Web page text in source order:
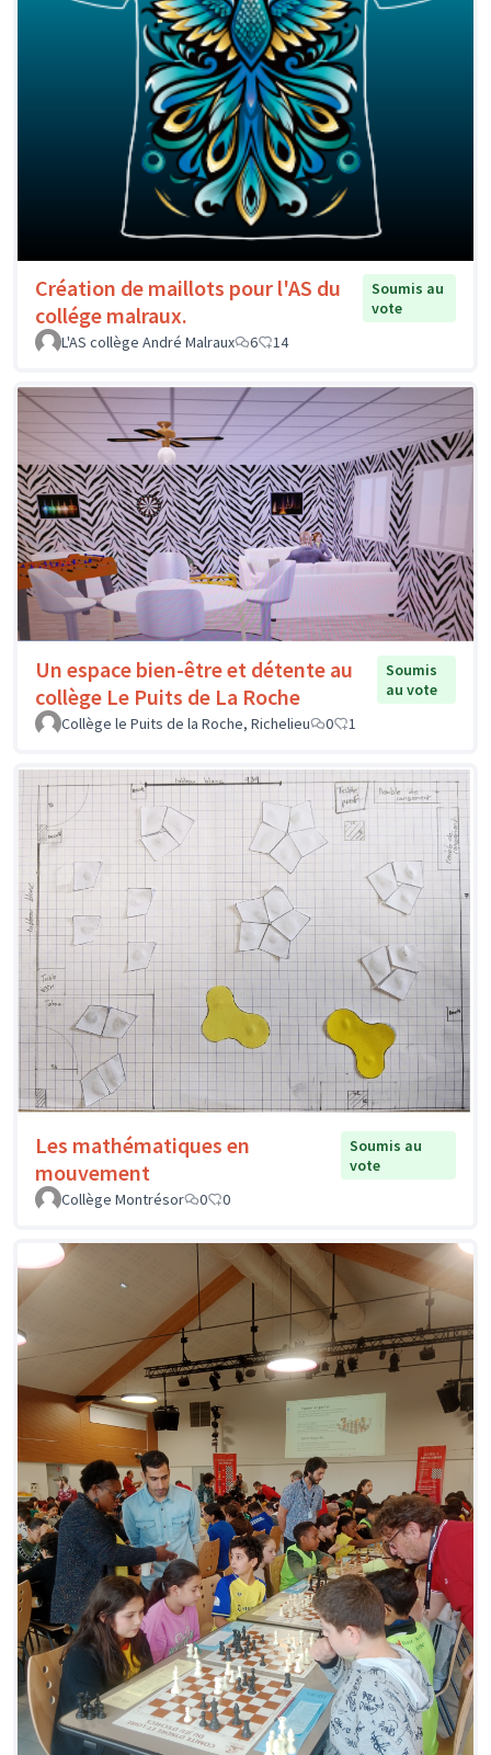
Création de maillots pour l'AS du
collége malraux.
Soumis au
vote
L'AS collège André Malraux
6 14
Un espace bien-être et détente au
collège Le Puits de La Roche
Soumis
au vote
Collège le Puits de la Roche, Richelieu
0 1
Les mathématiques en
mouvement
Soumis au
vote
Collège Montrésor
0 0